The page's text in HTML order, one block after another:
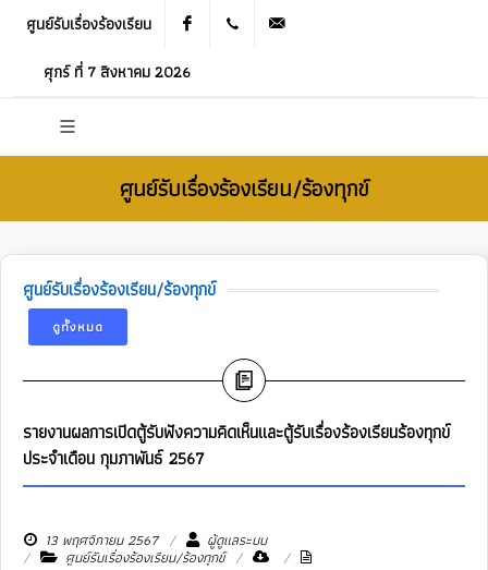
ศูนย์รับเรื่องร้องเรียน Facebook 021905536
ศุกร์ ที่ 7 สิงหาคม 2026
ศูนย์รับเรื่องร้องเรียน/ร้องทุกข์
ศูนย์รับเรื่องร้องเรียน/ร้องทุกข์
ดูทั้งหมด
รายงานผลการเปิดตู้รับฟังความคิดเห็นและตู้รับเรื่องร้องเรียนร้องทุกข์
ประจำเดือน กุมภาพันธ์ 2567
13 พฤศจิกายน 2567 ผู้ดูแลระบบ
ศูนย์รับเรื่องร้องเรียน/ร้องทุกข์